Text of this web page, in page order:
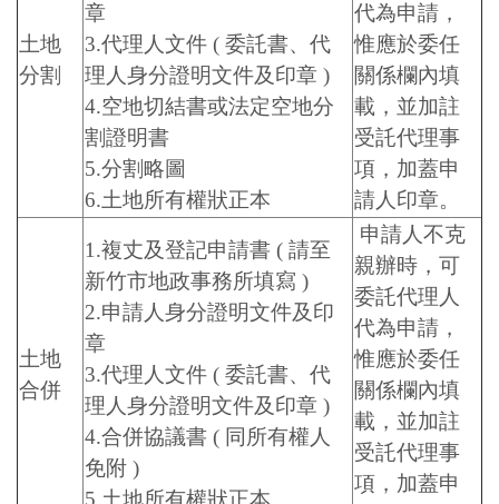
土地
分割
章
3.代理人文件 ( 委託書、代
理人身分證明文件及印章 )
4.空地切結書或法定空地分
割證明書
5.分割略圖
6.土地所有權狀正本
代為申請，
惟應於委任
關係欄內填
載，並加註
受託代理事
項，加蓋申
請人印章。
土地
合併
1.複丈及登記申請書 ( 請至
新竹市地政事務所填寫 )
2.申請人身分證明文件及印
章
3.代理人文件 ( 委託書、代
理人身分證明文件及印章 )
4.合併協議書 ( 同所有權人
免附 )
5.土地所有權狀正本
申請人不克
親辦時，可
委託代理人
代為申請，
惟應於委任
關係欄內填
載，並加註
受託代理事
項，加蓋申